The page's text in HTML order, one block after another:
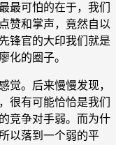
最可怕的在于，我们
赞和掌声，竟然自以
锋官的大印我们就是
化的圈子。
。后来慢慢发现，
很有可能恰恰是我们
竞争对手弱。而为什
以落到一个弱的平